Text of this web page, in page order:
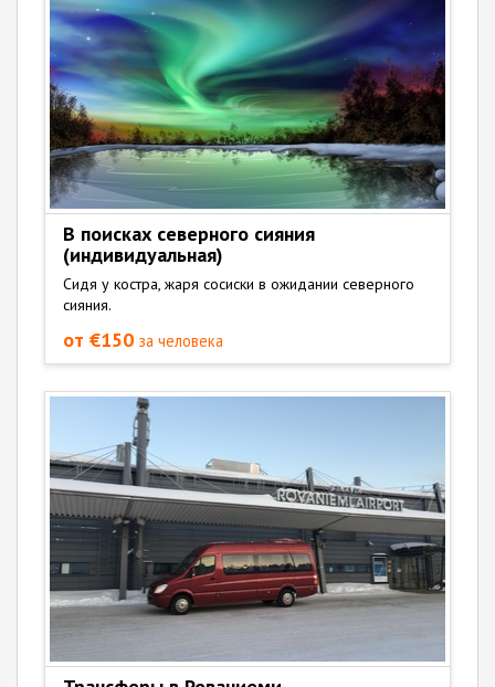
В поисках северного сияния
(индивидуальная)
Сидя у костра, жаря сосиски в ожидании северного
сияния.
от €150 за человека